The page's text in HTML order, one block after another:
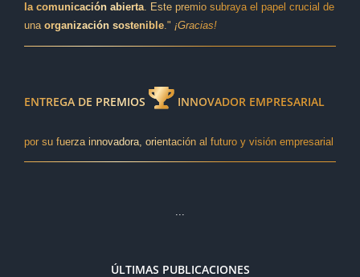
la comunicación abierta. Este premio subraya el papel crucial de
una organización sostenible." ¡Gracias!
ENTREGA DE PREMIOS INNOVADOR EMPRESARIAL
por su fuerza innovadora, orientación al futuro y visión empresarial
ÚLTIMAS PUBLICACIONES